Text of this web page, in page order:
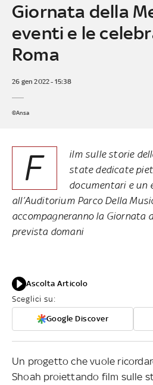
Giornata della
eventi e le
Roma
26 gen 2022 - 15:38
©Ansa
F
ilm sulle storie
state dedicate
documentari e un
all’Auditorium Parco Della
accompagneranno la Giornata
prevista domani
Ascolta Articolo
Sceglici su:
Google Discover
Un progetto che vuole
Shoah proiettando film sulle